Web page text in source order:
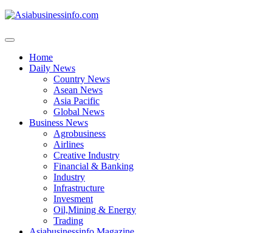
Home
Daily News
Country News
Asean News
Asia Pacific
Global News
Business News
Agrobusiness
Airlines
Creative Industry
Financial & Banking
Industry
Infrastructure
Invesment
Oil,Mining & Energy
Trading